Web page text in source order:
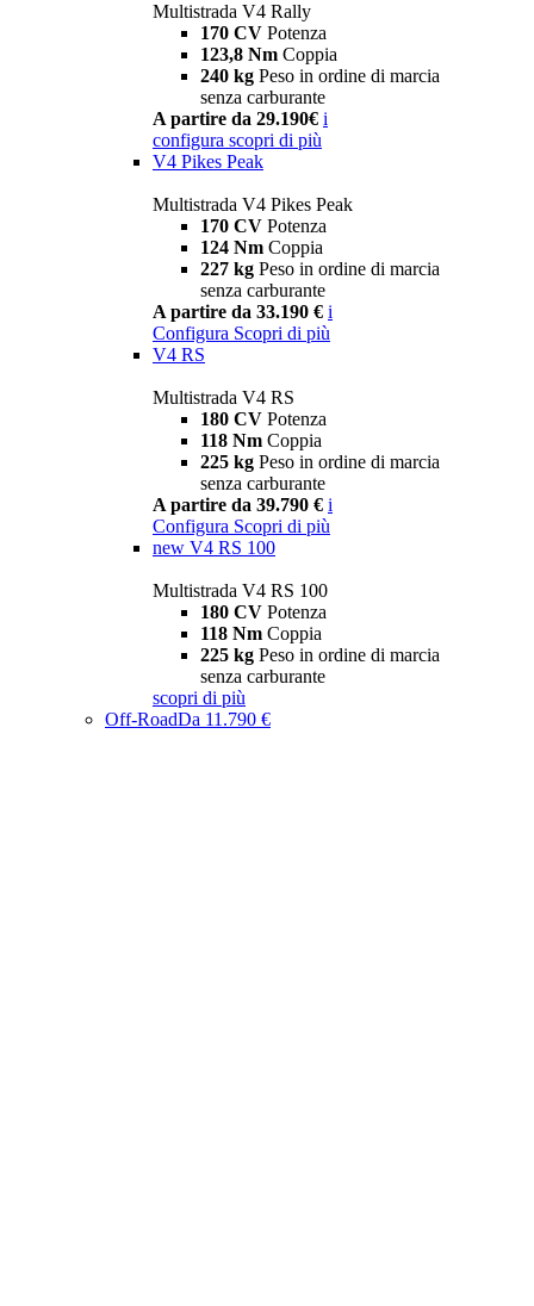
Multistrada V4 Rally
170 CV Potenza
123,8 Nm Coppia
240 kg Peso in ordine di marcia
senza carburante
A partire da 29.190€ i
configura scopri di più
V4 Pikes Peak
Multistrada V4 Pikes Peak
170 CV Potenza
124 Nm Coppia
227 kg Peso in ordine di marcia
senza carburante
A partire da 33.190 € i
Configura Scopri di più
V4 RS
Multistrada V4 RS
180 CV Potenza
118 Nm Coppia
225 kg Peso in ordine di marcia
senza carburante
A partire da 39.790 € i
Configura Scopri di più
new V4 RS 100
Multistrada V4 RS 100
180 CV Potenza
118 Nm Coppia
225 kg Peso in ordine di marcia
senza carburante
scopri di più
Off-RoadDa 11.790 €